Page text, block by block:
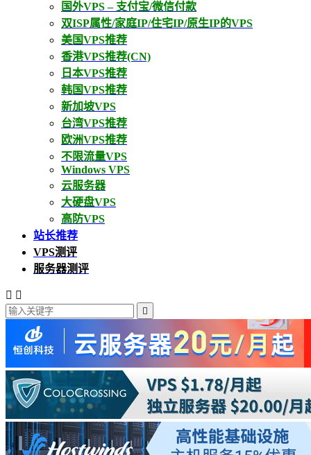
国外VPS – 支付宝/微信付款
双ISP属性/家庭IP/住宅IP/原生IP的VPS
美国VPS推荐
香港VPS推荐(CN)
日本VPS推荐
韩国VPS推荐
新加坡VPS
台湾VPS推荐
欧洲VPS推荐
不限流量VPS
Windows VPS
云服务器
大硬盘VPS
高防VPS
站长推荐
VPS测评
服务器测评
 
